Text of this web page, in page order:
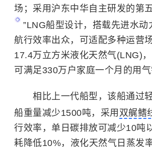
场；采用沪东中华自主研发的第
”LNG船型设计，搭载先进水动
航行效率出众，可适配多种运营
17.4万立方米液化天然气(LNG)，
可满足330万户家庭一个月的用气
相比上一代船型，该船通过轻
船重量减少1500吨，采用 双艉鳍
行效率，单日碳排放可减少10吨
耗降低10%，液化天然气日蒸发